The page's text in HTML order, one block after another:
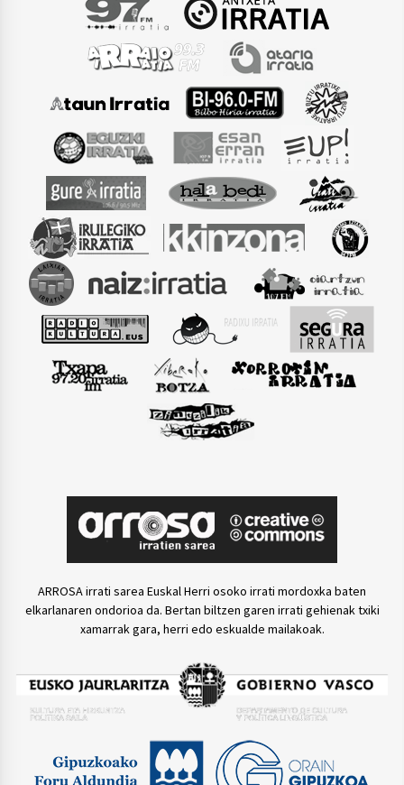
ARROSA irrati sarea Euskal Herri osoko irrati mordoxka baten
elkarlanaren ondorioa da. Bertan biltzen garen irrati gehienak txiki
xamarrak gara, herri edo eskualde mailakoak.